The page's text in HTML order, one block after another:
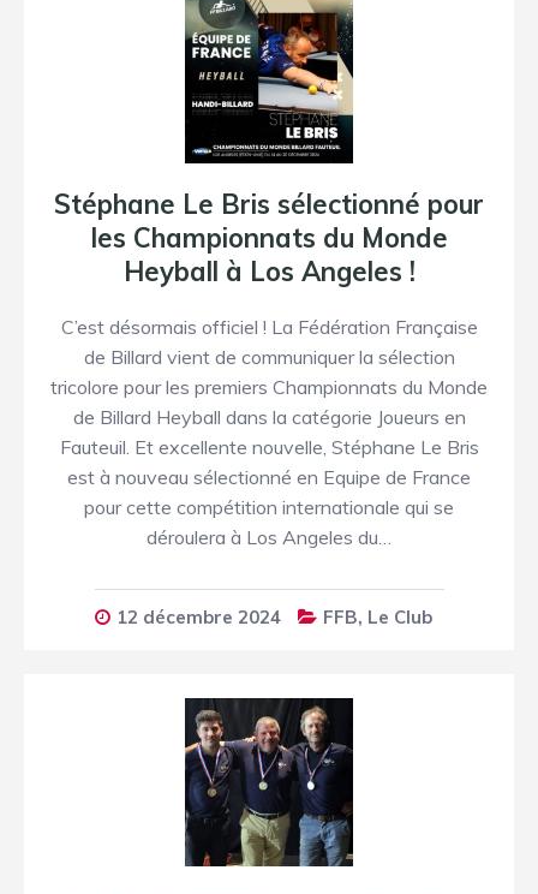
Stéphane Le Bris sélectionné pour
les Championnats du Monde
Heyball à Los Angeles !
C’est désormais officiel ! La Fédération Française
de Billard vient de communiquer la sélection
tricolore pour les premiers Championnats du Monde
de Billard Heyball dans la catégorie Joueurs en
Fauteuil. Et excellente nouvelle, Stéphane Le Bris
est à nouveau sélectionné en Equipe de France
pour cette compétition internationale qui se
déroulera à Los Angeles du…
12 décembre 2024 FFB, Le Club